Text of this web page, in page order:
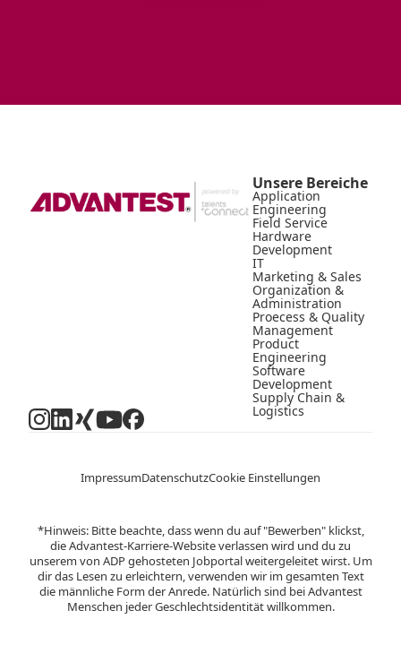
Unsere Bereiche
Application
Engineering
Field Service
Hardware
Development
IT
Marketing & Sales
Organization &
Administration
Proecess & Quality
Management
Product
Engineering
Software
Development
Supply Chain &
Logistics
ImpressumDatenschutzCookie Einstellungen
*Hinweis: Bitte beachte, dass wenn du auf "Bewerben" klickst,
die Advantest-Karriere-Website verlassen wird und du zu
unserem von ADP gehosteten Jobportal weitergeleitet wirst. Um
dir das Lesen zu erleichtern, verwenden wir im gesamten Text
die männliche Form der Anrede. Natürlich sind bei Advantest
Menschen jeder Geschlechtsidentität willkommen.